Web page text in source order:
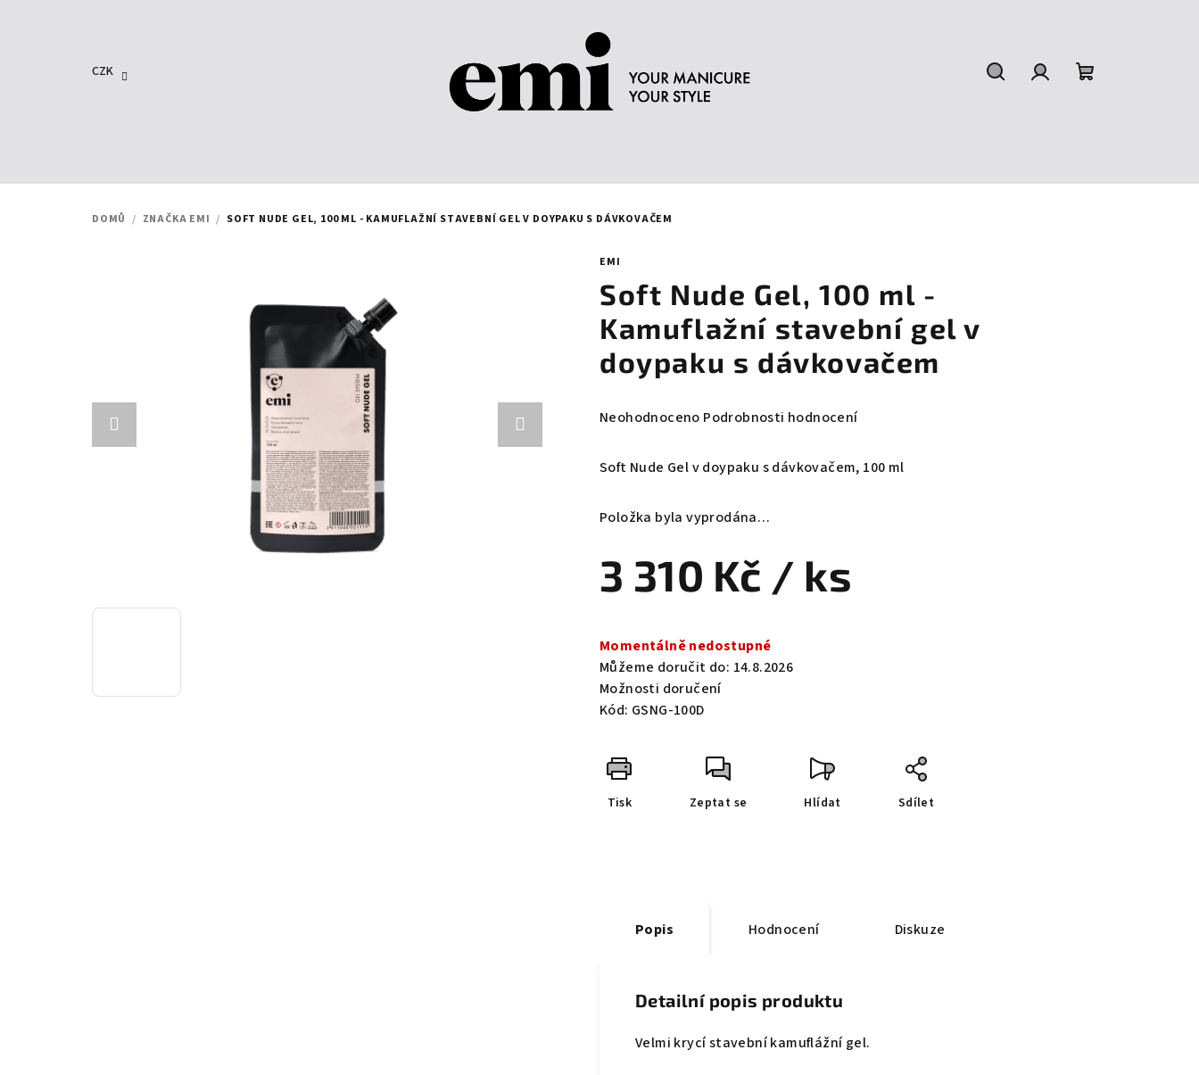
CZK
DOMŮ / ZNAČKA EMI / SOFT NUDE GEL, 100 ML - KAMUFLAŽNÍ STAVEBNÍ GEL V DOYPAKU S DÁVKOVAČEM
EMI
Soft Nude Gel, 100 ml -
Kamuflažní stavební gel v
doypaku s dávkovačem
Průměrné
produktu
z
hvězdiček.
Neohodnoceno Podrobnosti hodnocení
Soft Nude Gel v doypaku s dávkovačem, 100 ml
Položka byla vyprodána…
3 310 Kč / ks
cena:
Momentálně nedostupné
Můžeme doručit do: 14.8.2026
Možnosti doručení
Kód: GSNG-100D
Tisk Zeptat se Hlídat Sdílet
Popis Hodnocení Diskuze
Detailní popis produktu
Velmi krycí stavební kamuflážní gel.